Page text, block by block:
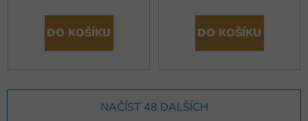
DO KOŠÍKU DO KOŠÍKU
NAČÍST 48 DALŠÍCH